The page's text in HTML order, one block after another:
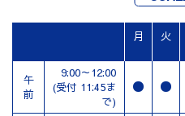
月 火
午
前
9:00～12:00
(受付 11:45ま
で)